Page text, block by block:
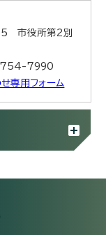
市役所第2別
754-7990
専用フォーム